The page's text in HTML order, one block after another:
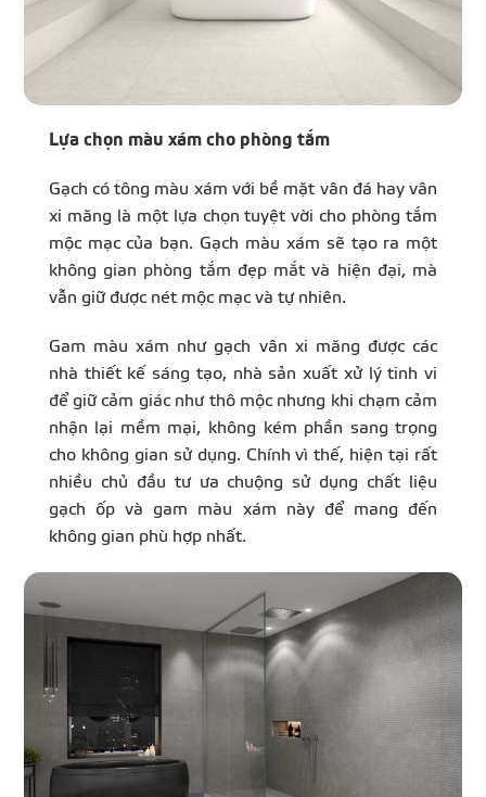
Lựa chọn màu xám cho phòng tắm
Gạch có tông màu xám với bề mặt vân đá hay vân
xi măng là một lựa chọn tuyệt vời cho phòng tắm
mộc mạc của bạn. Gạch màu xám sẽ tạo ra một
không gian phòng tắm đẹp mắt và hiện đại, mà
vẫn giữ được nét mộc mạc và tự nhiên.
Gam màu xám như gạch vân xi măng được các
nhà thiết kế sáng tạo, nhà sản xuất xử lý tinh vi
để giữ cảm giác như thô mộc nhưng khi chạm cảm
nhận lại mềm mại, không kém phần sang trọng
cho không gian sử dụng. Chính vì thế, hiện tại rất
nhiều chủ đầu tư ưa chuộng sử dụng chất liệu
gạch ốp và gam màu xám này để mang đến
không gian phù hợp nhất.